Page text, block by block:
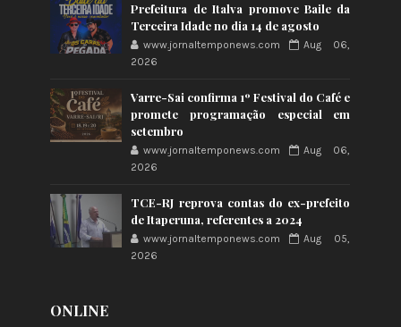
Prefeitura de Italva promove Baile da
Terceira Idade no dia 14 de agosto
www.jornaltemponews.com
Aug 06,
2026
Varre-Sai confirma 1º Festival do Café e
promete programação especial em
setembro
www.jornaltemponews.com
Aug 06,
2026
TCE-RJ reprova contas do ex-prefeito
de Itaperuna, referentes a 2024
www.jornaltemponews.com
Aug 05,
2026
ONLINE